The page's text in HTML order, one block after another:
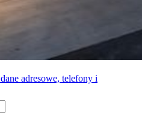
dane adresowe, telefony i